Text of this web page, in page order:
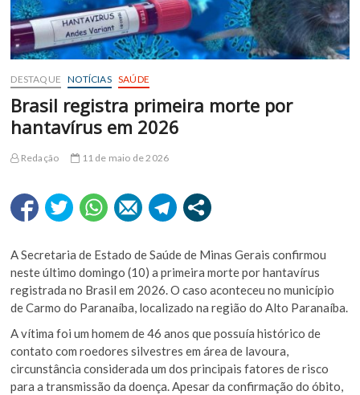
DESTAQUE NOTÍCIAS SAÚDE
Brasil registra primeira morte por
hantavírus em 2026
Redação 11 de maio de 2026
A Secretaria de Estado de Saúde de Minas Gerais confirmou
neste último domingo (10) a primeira morte por hantavírus
registrada no Brasil em 2026. O caso aconteceu no município
de Carmo do Paranaíba, localizado na região do Alto Paranaíba.
A vítima foi um homem de 46 anos que possuía histórico de
contato com roedores silvestres em área de lavoura,
circunstância considerada um dos principais fatores de risco
para a transmissão da doença. Apesar da confirmação do óbito,